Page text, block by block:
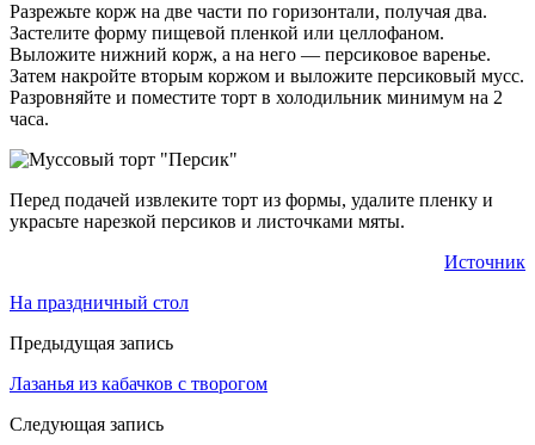
Разрежьте корж на две части по горизонтали, получая два.
Застелите форму пищевой пленкой или целлофаном.
Выложите нижний корж, а на него — персиковое варенье.
Затем накройте вторым коржом и выложите персиковый мусс.
Разровняйте и поместите торт в холодильник минимум на 2
часа.
Перед подачей извлеките торт из формы, удалите пленку и
украсьте нарезкой персиков и листочками мяты.
Источник
На праздничный стол
Предыдущая запись
Лазанья из кабачков с творогом
Следующая запись